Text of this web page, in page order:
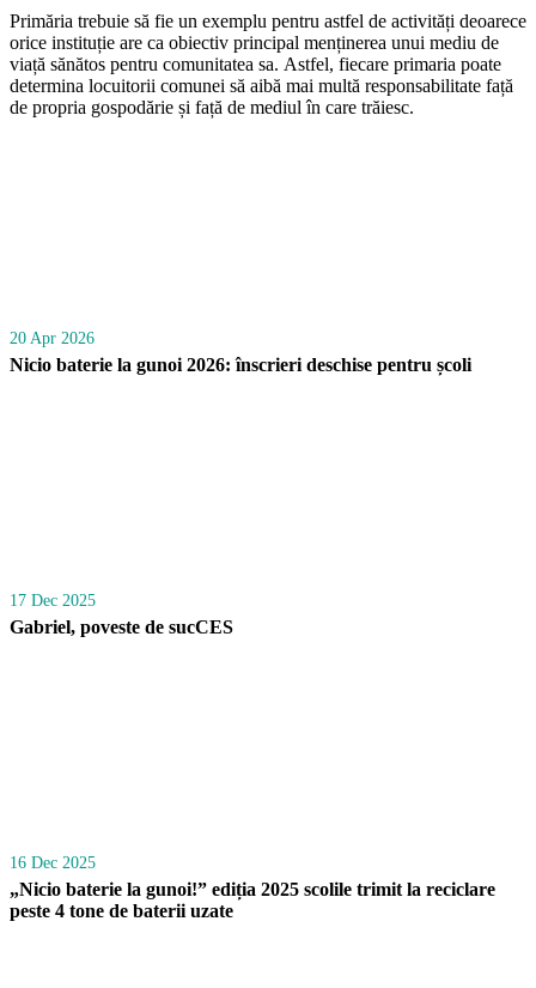
Primăria trebuie să fie un exemplu pentru astfel de activități deoarece
orice instituție are ca obiectiv principal menținerea unui mediu de
viață sănătos pentru comunitatea sa. Astfel, fiecare primaria poate
determina locuitorii comunei să aibă mai multă responsabilitate față
de propria gospodărie și față de mediul în care trăiesc.
20 Apr 2026
Nicio baterie la gunoi 2026: înscrieri deschise pentru școli
17 Dec 2025
Gabriel, poveste de sucCES
16 Dec 2025
„Nicio baterie la gunoi!” ediția 2025 scolile trimit la reciclare
peste 4 tone de baterii uzate